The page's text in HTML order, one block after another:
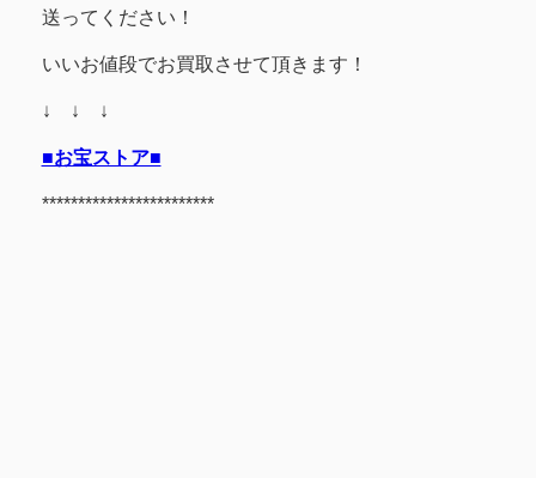
送ってください！
いいお値段でお買取させて頂きます！
↓ ↓ ↓
■お宝ストア■
************************